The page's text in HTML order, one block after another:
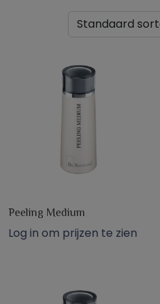
Peeling Medium
Log in om prijzen te zien